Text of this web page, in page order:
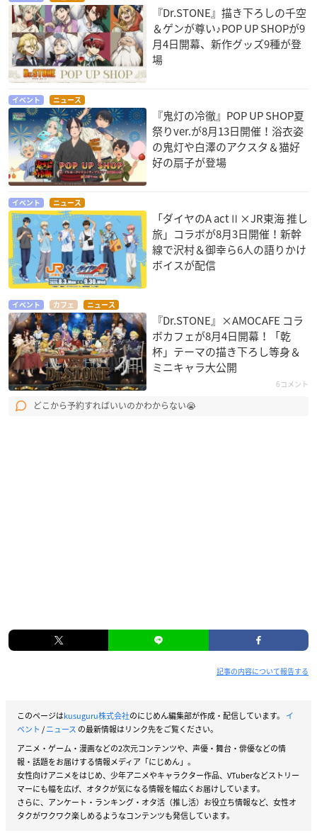
『Dr.STONE』描き下ろしの千空
＆ゲンが尊い♪POP UP SHOPが9
月4日開幕、新作グッズ9種が登
場
イベント ニュース
『鬼灯の冷徹』POP UP SHOP夏
祭りver.が8月13日開催！浴衣姿
の鬼灯や白澤のアクスタ＆猫好
好の扇子が登場
イベント ニュース
「ダイヤのA actⅡ×JR東海 推し
旅」コラボが8月3日開催！新幹
線で沢村＆御幸ら6人の語りかけ
ボイスが配信
イベント カフェ ニュース
『Dr.STONE』×AMOCAFE コラ
ボカフェが8月4日開幕！「乾
杯」テーマの描き下ろし等身＆
ミニキャラ大公開
6コメント
どこから予約すればいいのかわからない😭
記事の内容について報告する
このページはkusuguru株式会社のにじめん編集部が作成・配信しています。 イ
ベント /ニュース の最新情報はリンク先をご覧ください。
アニメ・ゲーム・漫画などの2次元コンテンツや、声優・舞台・俳優などの情
報・話題をお届けする情報メディア「にじめん」。
女性向けアニメをはじめ、少年アニメやキャラクター作品、VTuberなどストリー
マーにも幅を広げ、オタクが気になる情報を幅広くお届けしています。
さらに、アンケート・ランキング・オタ活（推し活）お役立ち情報など、女性オ
タクがワクワク楽しめるようなコンテンツも発信しています。